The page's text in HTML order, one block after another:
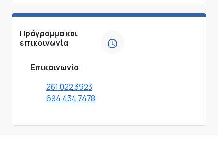
Πρόγραμμα και
επικοινωνία
Επικοινωνία
261 022 3923
694 434 7478